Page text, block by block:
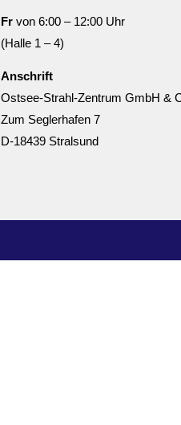
Fr von 6:00 – 12:00 Uhr
(Halle 1 – 4)
Anschrift
Ostsee-Strahl-Zentrum GmbH &
Zum Seglerhafen 7
D-18439 Stralsund